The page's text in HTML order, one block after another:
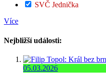
SVČ Jednička
Více
Nejbližší události:
05.03.2026